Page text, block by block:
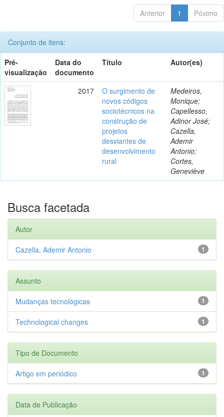
Anterior 1 Póximo
Conjunto de itens:
Pré-
visualização
Data do
documento
Título Autor(es)
2017
O surgimento de
novos códigos
sociotécnicos na
construção de
projetos
desviantes de
desenvolvimento
rural
Medeiros,
Monique;
Capellesso,
Adinor José;
Cazella,
Ademir
Antonio;
Cortes,
Geneviève
Busca facetada
Autor
1
Cazella, Ademir Antonio
Assunto
1
Mudanças tecnológicas
1
Technological changes
Tipo de Documento
1
Artigo em periódico
Data de Publicação